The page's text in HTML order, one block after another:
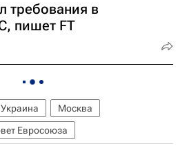
требования в
пишет FT
Украина
Москва
Евросоюза